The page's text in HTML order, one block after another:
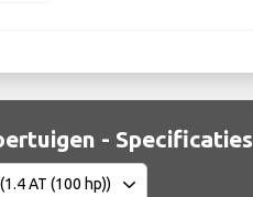
- Specificaties